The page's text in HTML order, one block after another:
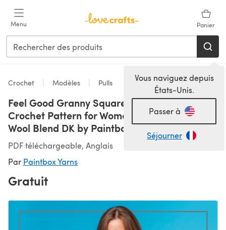
Menu Panier
Vous naviguez depuis
États-Unis.
Passer à
Séjourner
Crochet Modèles Pulls
Feel Good Granny Square Tank - Free
Crochet Pattern for Women in Paintbox Yarns
Wool Blend DK by Paintbox Yarns
PDF téléchargeable, Anglais
Par Paintbox Yarns
Gratuit